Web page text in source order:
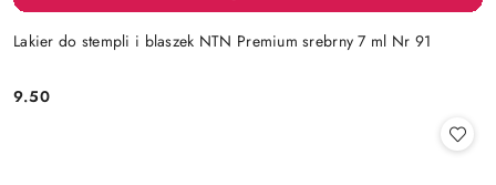
Lakier do stempli i blaszek NTN Premium srebrny 7 ml Nr 91
Cena:
9.50